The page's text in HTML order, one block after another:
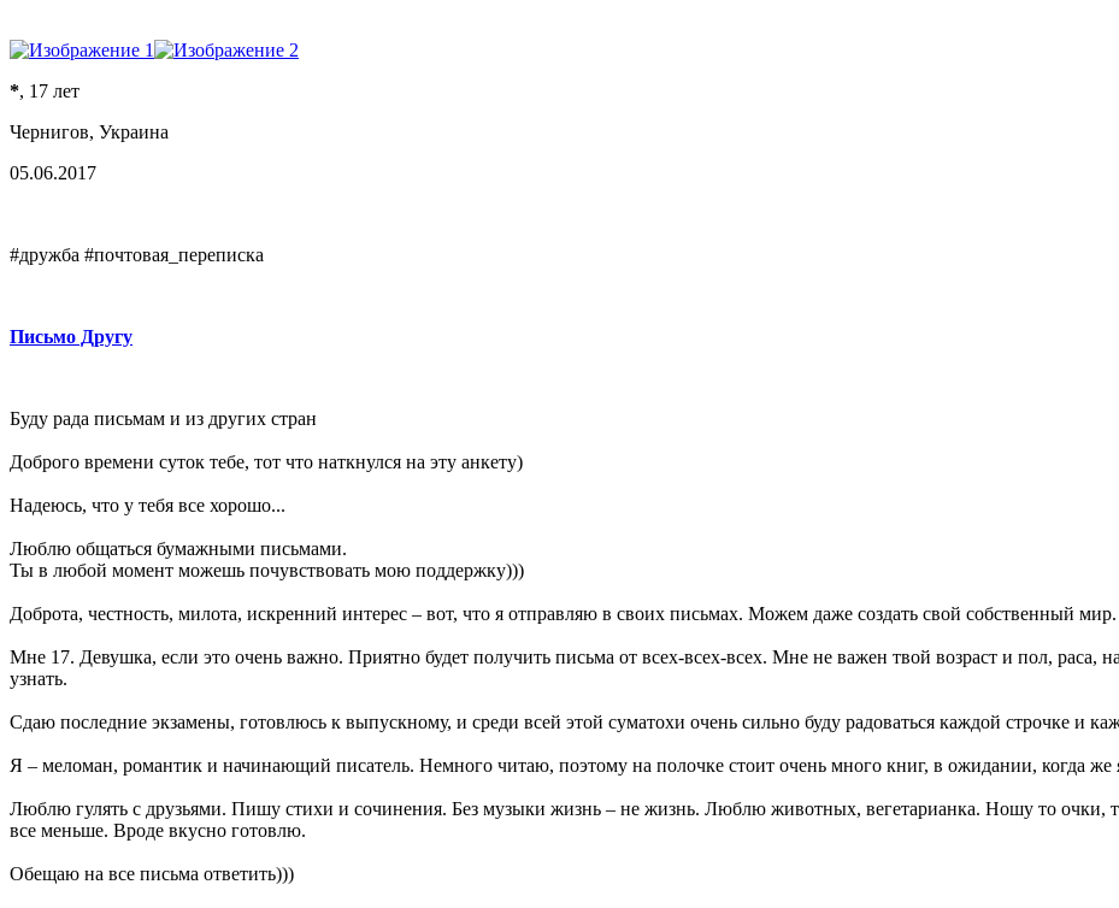
*, 17 лет
Чернигов, Украина
05.06.2017
#дружба #почтовая_переписка
Письмо Другу
Буду рада письмам и из других стран
Доброго времени суток тебе, тот что наткнулся на эту анкету)
Надеюсь, что у тебя все хорошо...
Люблю общаться бумажными письмами.
Ты в любой момент можешь почувствовать мою поддержку)))
Доброта, честность, милота, искренний интерес – вот, что я отправляю в своих письмах. Можем даже создать свой собственный мир.
Мне 17. Девушка, если это очень важно. Приятно будет получить письма от всех-всех-всех. Мне не важен твой возраст и пол, раса,
узнать.
Сдаю последние экзамены, готовлюсь к выпускному, и среди всей этой суматохи очень сильно буду радоваться каждой строчке и
Я – меломан, романтик и начинающий писатель. Немного читаю, поэтому на полочке стоит очень много книг, в ожидании, когда
Люблю гулять с друзьями. Пишу стихи и сочинения. Без музыки жизнь – не жизнь. Люблю животных, вегетарианка. Ношу то очки,
все меньше. Вроде вкусно готовлю.
Обещаю на все письма ответить)))